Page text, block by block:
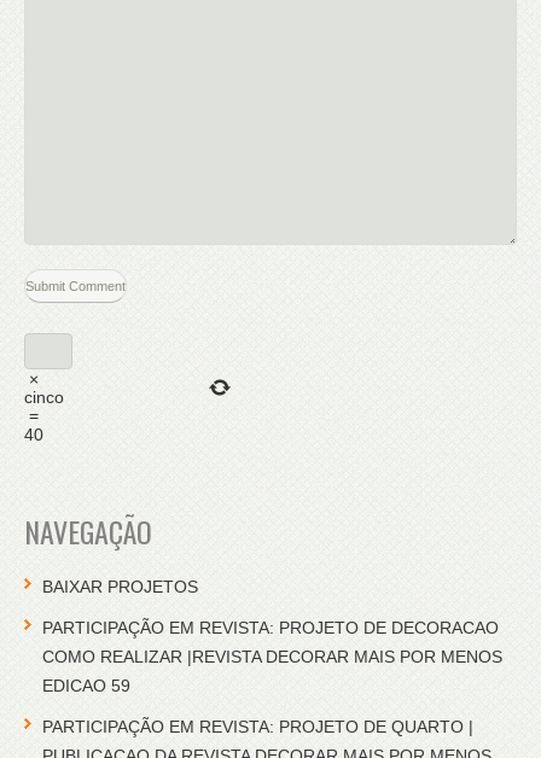
×
cinco
=
40
NAVEGAÇÃO
BAIXAR PROJETOS
PARTICIPAÇÃO EM REVISTA: PROJETO DE DECORACAO
COMO REALIZAR |REVISTA DECORAR MAIS POR MENOS
EDICAO 59
PARTICIPAÇÃO EM REVISTA: PROJETO DE QUARTO |